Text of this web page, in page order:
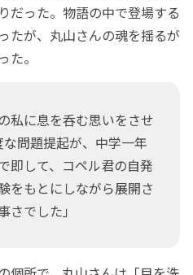
だった。物語の中で登場する
たが、丸山さんの魂を揺るが
た。
私に息を呑む思いをさせ
問題提起が、中学一年
即して、コペル君の自発
をもとにしながら展開さ
さでした」